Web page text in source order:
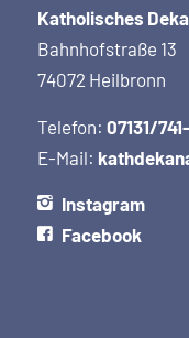
Katholisches
Bahnhofstraße 13
74072 Heilbronn
Telefon: 07131/
E-Mail:
Instagram
Facebook